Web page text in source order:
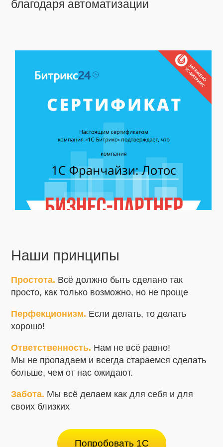
Wi-Fi. Позволяет получать актуальную
терминала. Онлайн-обмен предназначен для
получения данных справочников и документов
на терминале непосредственно из базы 1С, БЕЗ
ручной загрузки/выгрузки данных. Таким образом,
пользователю, работающему с ТСД, нет
необходимости после этапа сканирования
документов возвращаться к рабочему месту,
запускать 1С и вручную загружать/выгружать
данные с помощью внешней обработки.
7. Коллективная работа с единой
накладной.
работы в реальном времени могут видеть общий
результат работы. Это особенно удобно для
работы с большими документами, которые
содержат много позиций.
8. Работа с характеристиками.
При любом сканировании товара учитывается его
характеристика. Это может быть цвет, размер или
что-либо ещё. Работа с характеристиками
позволяет избежать пересортицы.
Если товары с разными характеристиками имеют
одинаковый штрихкод, то мобильное устройство
благодаря автоматизации
Наши принципы
Простота. Всё должно быть сделано так
просто, как только возможно, но не проще
Перфекционизм. Если делать, то делать
хорошо!
Ответственность. Нам не всё равно!
Мы не пропадаем и всегда стараемся сделать
больше, чем от нас ожидают.
Забота. Мы всё делаем как для себя и для
своих близких
Попробовать 1С